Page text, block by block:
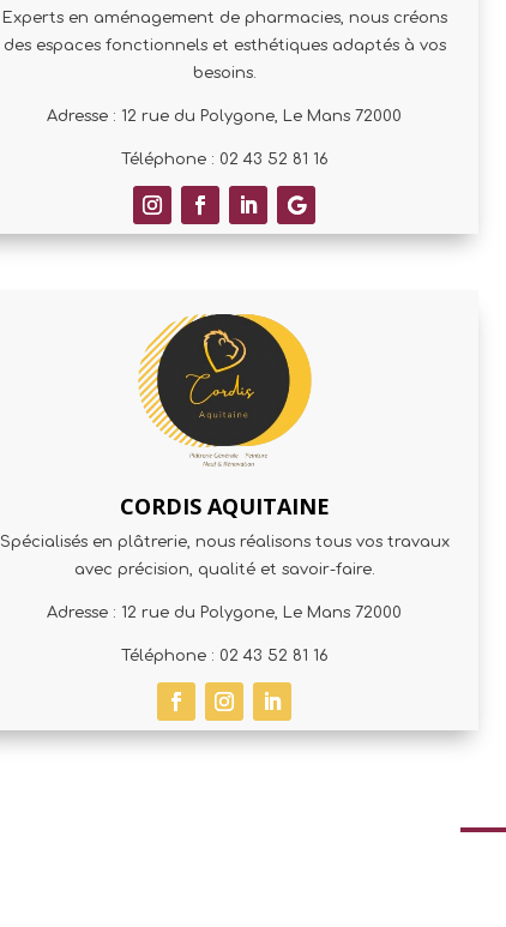
Experts en aménagement de pharmacies, nous créons
des espaces fonctionnels et esthétiques adaptés à vos
besoins.
Adresse : 12 rue du Polygone, Le Mans 72000
Téléphone : 02 43 52 81 16
CORDIS AQUITAINE
Spécialisés en plâtrerie, nous réalisons tous vos travaux
avec précision, qualité et savoir-faire.
Adresse : 12 rue du Polygone, Le Mans 72000
Téléphone : 02 43 52 81 16